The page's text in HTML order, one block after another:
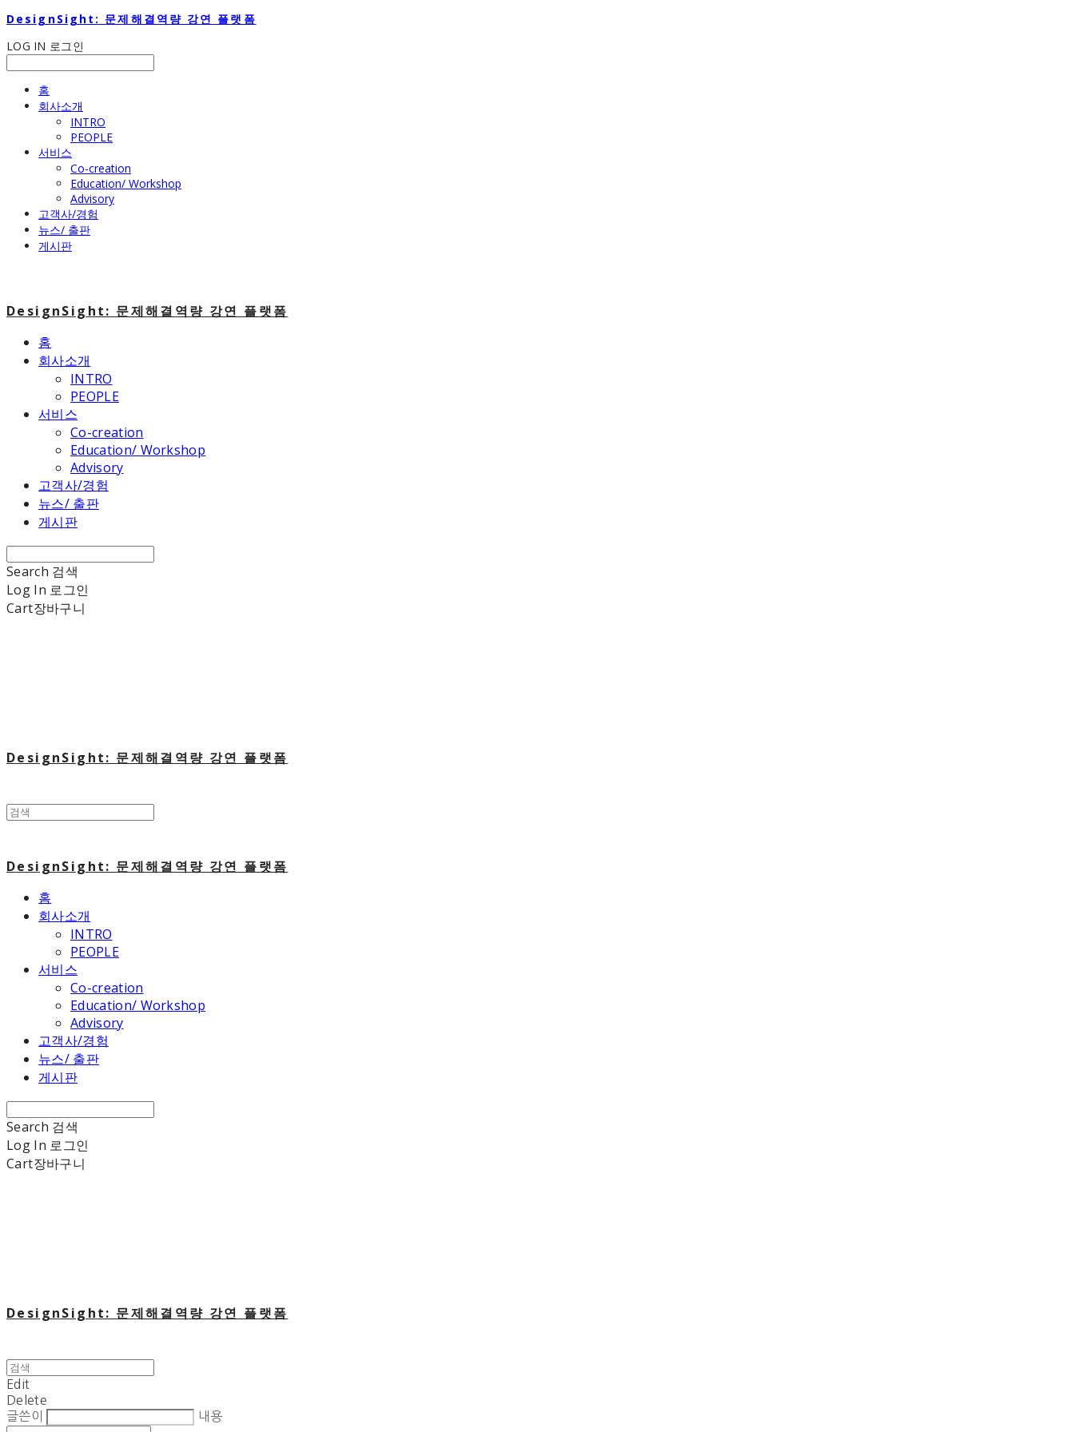
DesignSight: 문제해결역량 강연 플랫폼
LOG IN 로그인
홈
회사소개
INTRO
PEOPLE
서비스
Co-creation
Education/ Workshop
Advisory
고객사/경험
뉴스/ 출판
게시판
DesignSight: 문제해결역량 강연 플랫폼
홈
회사소개
INTRO
PEOPLE
서비스
Co-creation
Education/ Workshop
Advisory
고객사/경험
뉴스/ 출판
게시판
Search 검색
Log In 로그인
Cart장바구니
DesignSight: 문제해결역량 강연 플랫폼
DesignSight: 문제해결역량 강연 플랫폼
홈
회사소개
INTRO
PEOPLE
서비스
Co-creation
Education/ Workshop
Advisory
고객사/경험
뉴스/ 출판
게시판
Search 검색
Log In 로그인
Cart장바구니
DesignSight: 문제해결역량 강연 플랫폼
Edit
Delete
글쓴이
내용